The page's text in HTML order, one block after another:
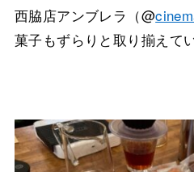
西脇店アンブレラ（@
菓子もずらりと取り揃えて